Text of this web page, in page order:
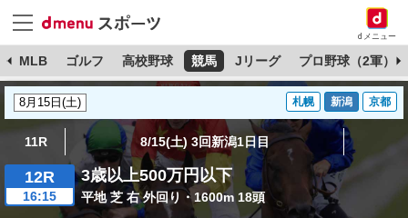
dメニュー
MLB ゴルフ 高校野球 競馬 Jリーグ プロ野球（2軍）
札幌 新潟 京都
11R 8/15(土) 3回新潟1日目
12R
16:15
3歳以上500万円以下
平地 芝 右 外回り・1600m 18頭